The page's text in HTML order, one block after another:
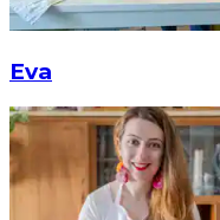
Eva